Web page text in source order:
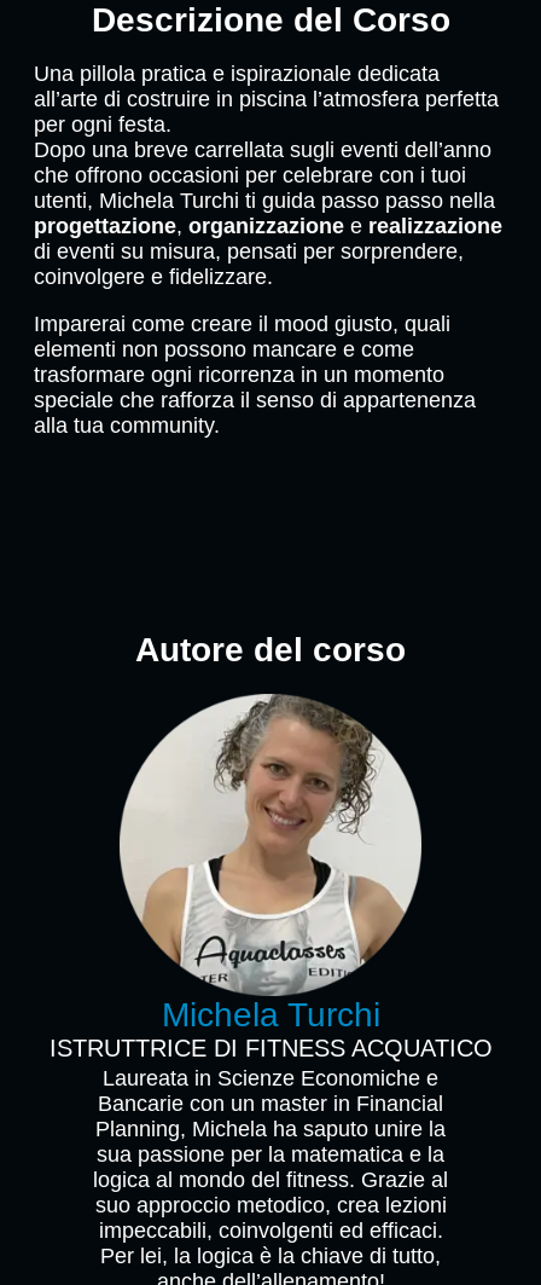
Descrizione del Corso
Una pillola pratica e ispirazionale dedicata
all’arte di costruire in piscina l’atmosfera perfetta
per ogni festa.
Dopo una breve carrellata sugli eventi dell’anno
che offrono occasioni per celebrare con i tuoi
utenti, Michela Turchi ti guida passo passo nella
progettazione, organizzazione e realizzazione
di eventi su misura, pensati per sorprendere,
coinvolgere e fidelizzare.
Imparerai come creare il mood giusto, quali
elementi non possono mancare e come
trasformare ogni ricorrenza in un momento
speciale che rafforza il senso di appartenenza
alla tua community.
Autore del corso
Michela Turchi
ISTRUTTRICE DI FITNESS ACQUATICO
Laureata in Scienze Economiche e
Bancarie con un master in Financial
Planning, Michela ha saputo unire la
sua passione per la matematica e la
logica al mondo del fitness. Grazie al
suo approccio metodico, crea lezioni
impeccabili, coinvolgenti ed efficaci.
Per lei, la logica è la chiave di tutto,